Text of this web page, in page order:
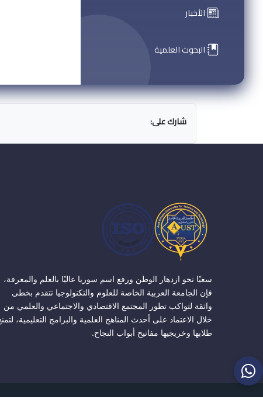
الأخبار
البحوث العلمية
شارك على:
سعيًا نحو ازدهار الوطن ورفع اسم سوريا عاليًا بالعلم والمعرفة،
فإن الجامعة العربية الخاصة للعلوم والتكنولوجيا تتقدم بخطى
واثقة لتواكب تطور المجتمع الاقتصادي والاجتماعي والعلمي من
خلال الاعتماد على أحدث المناهج العلمية والبرامج التعليمية،
طلابها وخريجيها مفاتيح أبواب النجاح.
الجامعة